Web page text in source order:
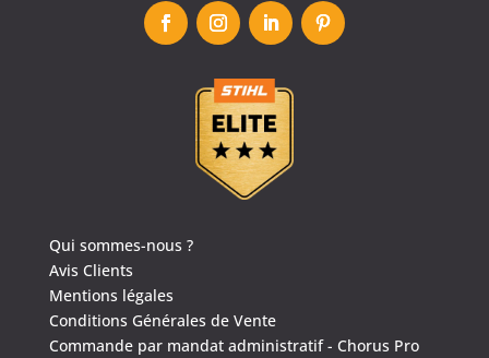
Qui sommes-nous ?
Avis Clients
Mentions légales
Conditions Générales de Vente
Commande par mandat administratif - Chorus Pro